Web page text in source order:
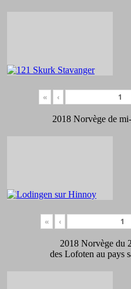
« ‹
2018 Norvège de
« ‹
2018 Norvège du
des Lofoten au pays